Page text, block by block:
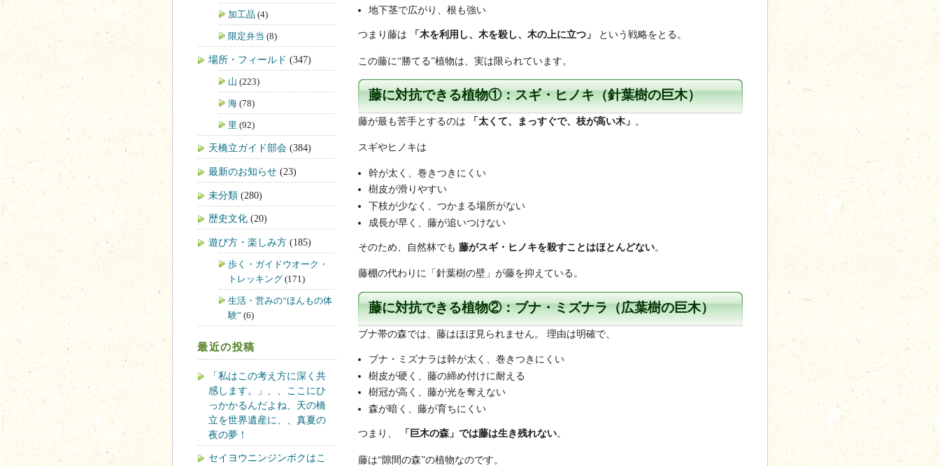
地下茎で広がり、根も強い
つまり藤は 「木を利用し、木を殺し、木の上に立つ」 という戦略をとる。
この藤に“勝てる”植物は、実は限られています。
藤に対抗できる植物①：スギ・ヒノキ（針葉樹の巨木）
藤が最も苦手とするのは 「太くて、まっすぐで、枝が高い木」 。
スギやヒノキは
幹が太く、巻きつきにくい
樹皮が滑りやすい
下枝が少なく、つかまる場所がない
成長が早く、藤が追いつけない
そのため、自然林でも 藤がスギ・ヒノキを殺すことはほとんどない。
藤棚の代わりに「針葉樹の壁」が藤を抑えている。
藤に対抗できる植物②：ブナ・ミズナラ（広葉樹の巨木）
ブナ帯の森では、藤はほぼ見られません。 理由は明確で、
ブナ・ミズナラは幹が太く、巻きつきにくい
樹皮が硬く、藤の締め付けに耐える
樹冠が高く、藤が光を奪えない
森が暗く、藤が育ちにくい
つまり、 「巨木の森」では藤は生き残れない。
藤は“隙間の森”の植物なのです。
加工品 (4)
限定弁当 (8)
場所・フィールド (347)
山 (223)
海 (78)
里 (92)
天橋立ガイド部会 (384)
最新のお知らせ (23)
未分類 (280)
歴史文化 (20)
遊び方・楽しみ方 (185)
歩く・ガイドウオーク・
トレッキング (171)
生活・営みの“ほんもの体
験” (6)
最近の投稿
「私はこの考え方に深く共
感します。」、、ここにひ
っかかるんだよね、天の橋
立を世界遺産に、、真夏の
夜の夢！
セイヨウニンジンボクはこ